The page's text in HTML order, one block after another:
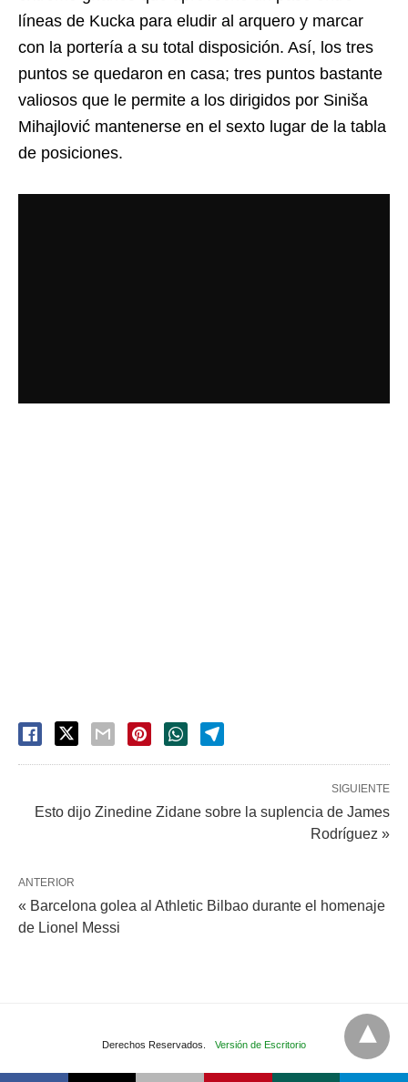
líneas de Kucka para eludir al arquero y marcar
con la portería a su total disposición. Así, los tres
puntos se quedaron en casa; tres puntos bastante
valiosos que le permite a los dirigidos por Siniša
Mihajlović mantenerse en el sexto lugar de la tabla
de posiciones.
SIGUIENTE
Esto dijo Zinedine Zidane sobre la suplencia de James
Rodríguez »
ANTERIOR
« Barcelona golea al Athletic Bilbao durante el homenaje
de Lionel Messi
Derechos Reservados. Versión de Escritorio